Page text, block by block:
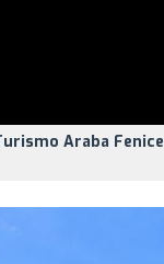
Araba Fenice